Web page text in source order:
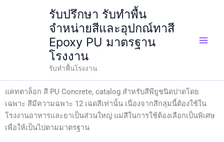
รับปรึกษา รับทำพื้น
จำหน่ายสีและอุปกณ์ทาสี
Epoxy PU มาตรฐาน
โรงงาน
รับทำพื้นโรงงาน
แคทตาล็อก สี PU Concrete, catalog สำหรับสีพียูชนิดปาดโดย
เฉพาะ สีมีความฉพาะ 12 เฉดสีเท่านั้น เนื่องจากสีกลุ่มนี้ต้องใช้ใน
โรงงานอาหารและยาเป็นส่วนใหญ่ แม่สีในการใช้ต้องเลือกเป็นพิเศษ
เพื่อให้เป็นไปตามมาตรฐาน